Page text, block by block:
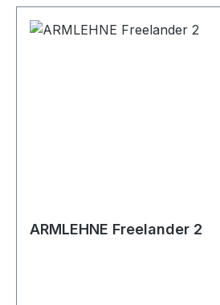
ARMLEHNE Freelander 2